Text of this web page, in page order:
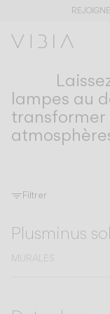
Collections
PRODUITS
Voir tout
COLLECTIONS
lampes au
transformer
Filtrer
Plusminus
MURALES